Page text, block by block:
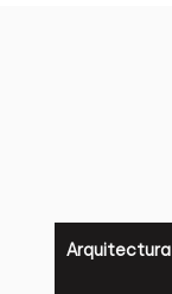
Arquitectura